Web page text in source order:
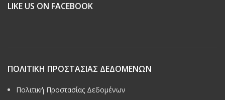
LIKE US ON FACEBOOK
ΠΟΛΙΤΙΚΗ ΠΡΟΣΤΑΣΙΑΣ ΔΕΔΟΜΕΝΩΝ
Πολιτική Προστασίας Δεδομένων